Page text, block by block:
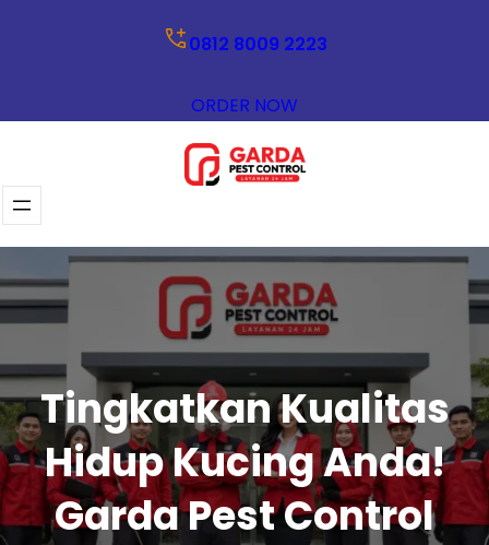
0812 8009 2223
ORDER NOW
Tingkatkan Kualitas
Hidup Kucing Anda!
Garda Pest Control